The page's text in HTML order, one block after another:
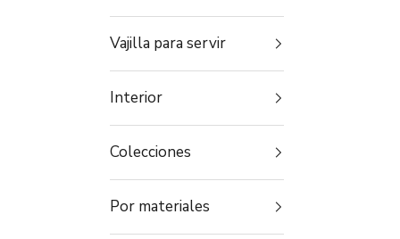
Vajilla para servir
Interior
Colecciones
Por materiales